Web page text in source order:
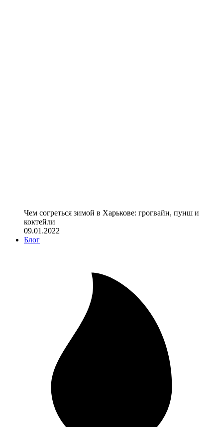
Чем согреться зимой в Харькове: грогвайн, пунш и
коктейли
09.01.2022
Блог